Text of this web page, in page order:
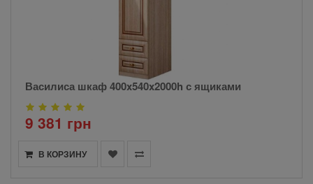
Василиса шкаф 400x540x2000h с ящиками
9 381 грн
В КОРЗИНУ